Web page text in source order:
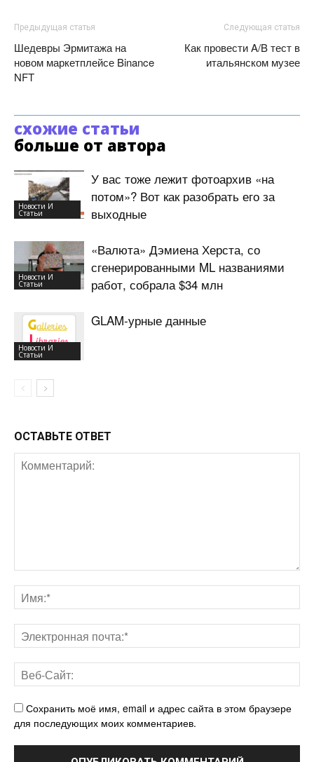
Предыдущая статья
Шедевры Эрмитажа на
новом маркетплейсе Binance
NFT
Следующая статья
Как провести A/B тест в
итальянском музее
схожие статьи
больше от автора
Новости И
Статьи
У вас тоже лежит фотоархив «на
потом»? Вот как разобрать его за
выходные
Новости И
Статьи
«Валюта» Дэмиена Херста, со
сгенерированными ML названиями
работ, собрала $34 млн
Новости И
Статьи
GLAM-урные данные
ОСТАВЬТЕ ОТВЕТ
Сохранить моё имя, email и адрес сайта в этом браузере
для последующих моих комментариев.